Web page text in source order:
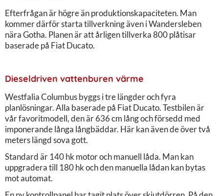
Efterfrågan är högre än produktionskapaciteten. Man
kommer därför starta tillverkning även i Wandersleben
nära Gotha. Planen är att årligen tillverka 800 plåtisar
baserade på Fiat Ducato.
Dieseldriven vattenburen värme
Westfalia Columbus byggs i tre längder och fyra
planlösningar. Alla baserade på Fiat Ducato. Testbilen är
vår favoritmodell, den är 636 cm lång och försedd med
imponerande långa långbäddar. Här kan även de över två
meters längd sova gott.
Standard är 140 hk motor och manuell låda. Man kan
uppgradera till 180 hk och den manuella lådan kan bytas
mot automat.